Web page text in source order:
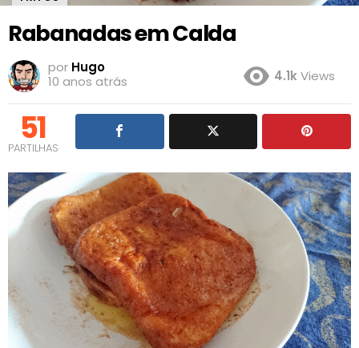
Rabanadas em Calda
por Hugo
10 anos atrás
4.1kViews
51
PARTILHAS